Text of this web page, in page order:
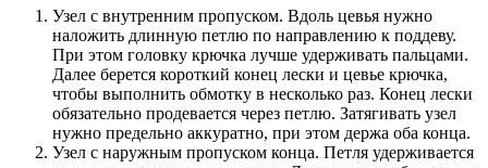
Узел с внутренним пропуском. Вдоль цевья нужно
наложить длинную петлю по направлению к поддеву.
При этом головку крючка лучше удерживать пальцами.
Далее берется короткий конец лески и цевье крючка,
чтобы выполнить обмотку в несколько раз. Конец лески
обязательно продевается через петлю. Затягивать узел
нужно предельно аккуратно, при этом держа оба конца.
Узел с наружным пропуском конца. Петля удерживается